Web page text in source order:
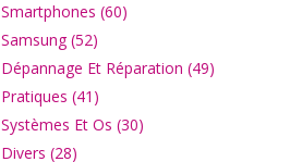
Smartphones (60)
Samsung (52)
Dépannage Et Réparation (49)
Pratiques (41)
Systèmes Et Os (30)
Divers (28)